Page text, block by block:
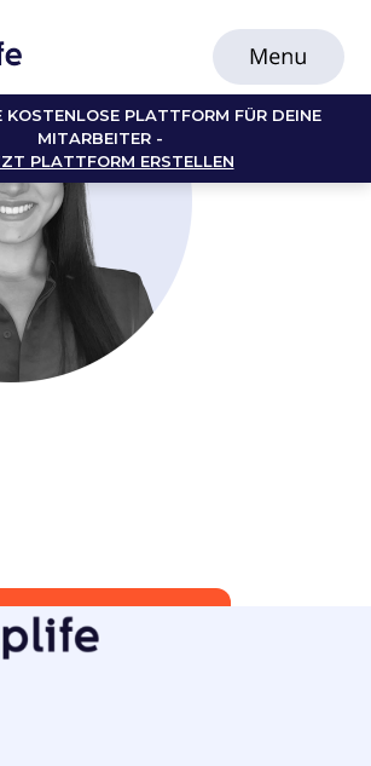
KOSTENLOSE PLATTFORM FÜR DEINE
MITARBEITER -
PLATTFORM ERSTELLEN
Jetzt Mitglied werden